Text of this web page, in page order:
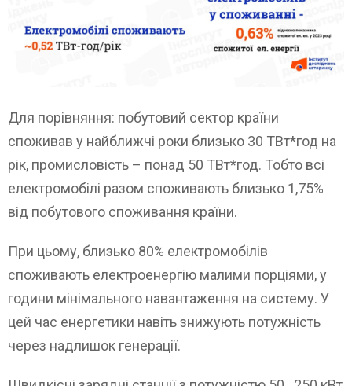
Для порівняння: побутовий сектор країни
споживав у найближчі роки близько 30 ТВт*год на
рік, промисловість – понад 50 ТВт*год. Тобто всі
електромобілі разом споживають близько 1,75%
від побутового споживання країни.
При цьому, близько 80% електромобілів
споживають електроенергію малими порціями, у
години мінімального навантаження на систему. У
цей час енергетики навіть знижують потужність
через надлишок генерації.